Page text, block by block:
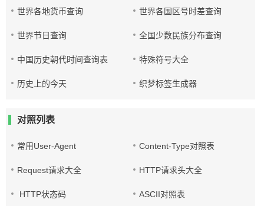
世界各地货币查询 世界各国区号时差查询
世界节日查询 全国少数民族分布查询
中国历史朝代时间查询表 特殊符号大全
历史上的今天 织梦标签生成器
对照列表
常用User-Agent Content-Type对照表
Request请求大全 HTTP请求头大全
HTTP状态码 ASCII对照表